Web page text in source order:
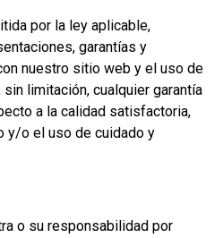
por la ley aplicable,
garantías y
nuestro sitio web y el uso de
limitación, cualquier garantía
a la calidad satisfactoria,
y/o el uso de cuidado y
o su responsabilidad por